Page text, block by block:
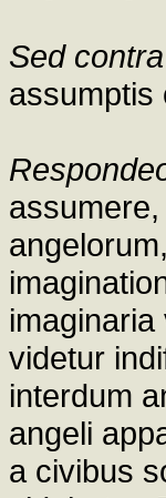
Sed contra
assumptis
videtur
interdum
angeli
a civibus